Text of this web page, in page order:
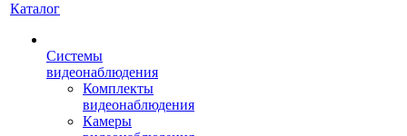
Каталог
Системы
видеонаблюдения
Комплекты
видеонаблюдения
Камеры